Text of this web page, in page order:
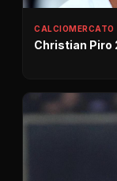
CALCIOMERCATO
Christian Piro